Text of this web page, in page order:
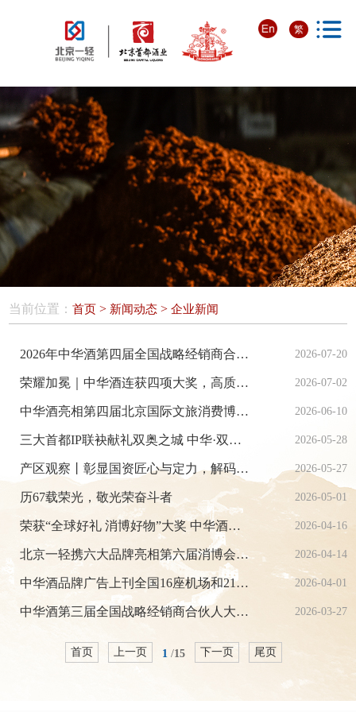
繁
当前位置：首页 > 新闻动态 >企业新闻
2026年中华酒第四届全国战略经销商合伙人大会成功召开 2026-07-20
荣耀加冕｜中华酒连获四项大奖，高质量发展再添新彩 2026-07-02
中华酒亮相第四届北京国际文旅消费博览会 打造文旅消费新名片 2026-06-10
三大首都IP联袂献礼双奥之城 中华·双奥场馆纪念酒上市 2026-05-28
产区观察丨彰显国资匠心与定力，解码仁怀产区高质量发展的“中华酒”样本 2026-05-27
历67载荣光，敬光荣奋斗者 2026-05-01
荣获“全球好礼 消博好物”大奖 中华酒亮相第六届中国国际消费品博览会 2026-04-16
北京一轻携六大品牌亮相第六届消博会——“一城烟火，六味人生”诠释京味文化新表达 2026-04-14
中华酒品牌广告上刊全国16座机场和21座航站楼 2026-04-01
中华酒第三届全国战略经销商合伙人大会第三次会议在扬州成功召开 2026-03-27
首页 上一页 1/15 下一页 尾页